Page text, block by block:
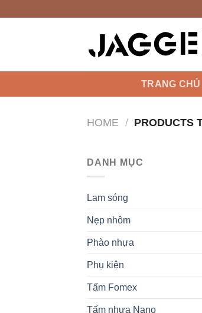
TRANG CHỦ
HOME / PRODUCTS
DANH MỤC
Lam sóng
Nẹp nhôm
Phào nhựa
Phụ kiện
Tấm Fomex
Tấm nhựa Nano